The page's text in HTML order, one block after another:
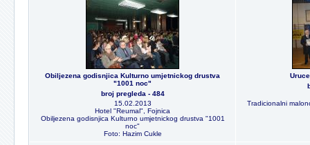
Obiljezena godisnjica Kulturno umjetnickog drustva
"1001 noc"
broj pregleda - 484
15.02.2013
Hotel "Reumal", Fojnica
Obiljezena godisnjica Kulturno umjetnickog drustva "1001
noc"
Foto: Hazim Cukle
Tradicionalni